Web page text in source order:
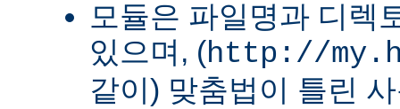
모듈은 파일명과 디렉
있으며, (http://
같이) 맞춤법이 틀린